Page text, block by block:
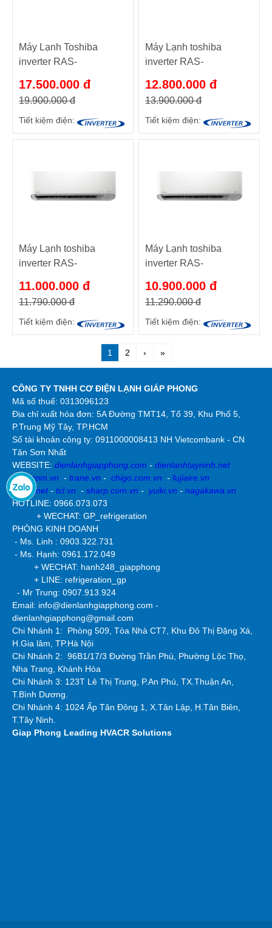
Máy Lạnh Toshiba
inverter RAS-
17.500.000 đ
19.900.000 đ
Tiết kiệm điện:
Máy Lạnh toshiba
inverter RAS-
12.800.000 đ
13.900.000 đ
Tiết kiệm điện:
Máy Lạnh toshiba
inverter RAS-
11.000.000 đ
11.790.000 đ
Tiết kiệm điện:
Máy Lạnh toshiba
inverter RAS-
10.900.000 đ
11.290.000 đ
Tiết kiệm điện:
1 2 › »
CÔNG TY TNHH CƠ ĐIỆN LẠNH GIÁP PHONG
Mã số thuế: 0313096123
Địa chỉ xuất hóa đơn: 5A Đường TMT14, Tổ 39, Khu Phố 5,
P.Trung Mỹ Tây, TP.HCM
Số tài khoản công ty: 0911000008413 NH Vietcombank - CN
Tân Sơn Nhất
WEBSITE: dienlanhgiapphong.com - dienlanhtayninh.net
york.com.vn - trane.vn - chigo.com.vn - fujiaire.vn
dairry.net- tcl.vn - sharp.com.vn - yuiki.vn - nagakawa.vn
HOTLINE: 0966.073.073
+ WECHAT: GP_refrigeration
PHÒNG KINH DOANH
- Ms. Linh : 0903.322.731
- Ms. Hạnh: 0961.172.049
+ WECHAT: hanh248_giapphong
+ LINE: refrigeration_gp
- Mr Trung: 0907.913.924
Email: info@dienlanhgiapphong.com -
dienlanhgiapphong@gmail.com
Chi Nhánh 1: Phòng 509, Tòa Nhà CT7, Khu Đô Thị Đặng Xá,
H.Gia lâm, TP.Hà Nội
Chi Nhánh 2: 96B1/17/3 Đường Trần Phú, Phường Lộc Thọ,
Nha Trang, Khánh Hòa
Chi Nhánh 3: 123T Lê Thị Trung, P.An Phú, TX.Thuận An,
T.Bình Dương.
Chi Nhánh 4: 1024 Ấp Tân Đông 1, X.Tân Lập, H.Tân Biên,
T.Tây Ninh.
Giap Phong Leading HVACR Solutions